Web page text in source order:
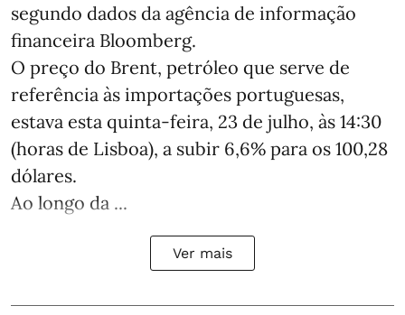
segundo dados da agência de informação
financeira Bloomberg.
O preço do Brent, petróleo que serve de
referência às importações portuguesas,
estava esta quinta-feira, 23 de julho, às 14:30
(horas de Lisboa), a subir 6,6% para os 100,28
dólares.
Ao longo da ...
Ver mais